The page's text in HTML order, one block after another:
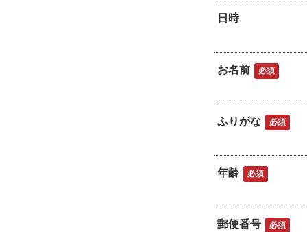
日時
お名前 必須
ふりがな 必須
年齢 必須
郵便番号 必須